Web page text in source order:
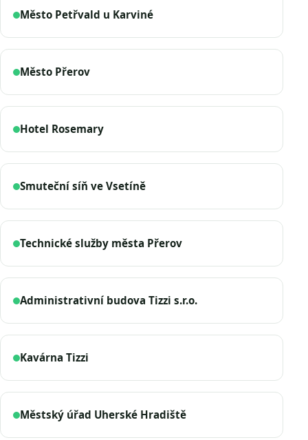
Město Petřvald u Karviné
Město Přerov
Hotel Rosemary
Smuteční síň ve Vsetíně
Technické služby města Přerov
Administrativní budova Tizzi s.r.o.
Kavárna Tizzi
Městský úřad Uherské Hradiště